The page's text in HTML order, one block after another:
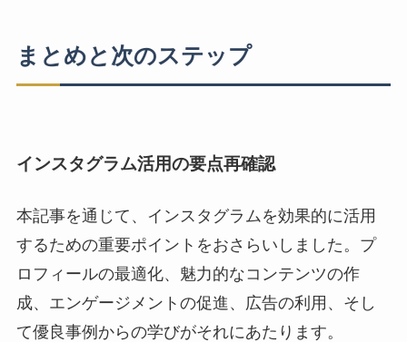
まとめと次のステップ
インスタグラム活用の要点再確認
本記事を通じて、インスタグラムを効果的に活用
するための重要ポイントをおさらいしました。プ
ロフィールの最適化、魅力的なコンテンツの作
成、エンゲージメントの促進、広告の利用、そし
て優良事例からの学びがそれにあたります。